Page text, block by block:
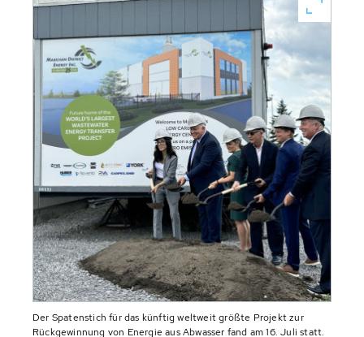
Der Spatenstich für das künftig weltweit größte Projekt zur
Rückgewinnung von Energie aus Abwasser fand am 16. Juli statt.